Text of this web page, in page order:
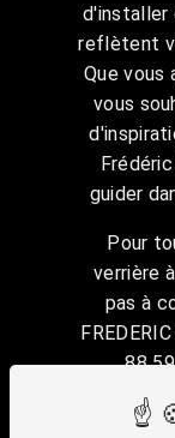
d'installer
reflètent
Que vous
vous
guider
Pour
verrière
pas à
88